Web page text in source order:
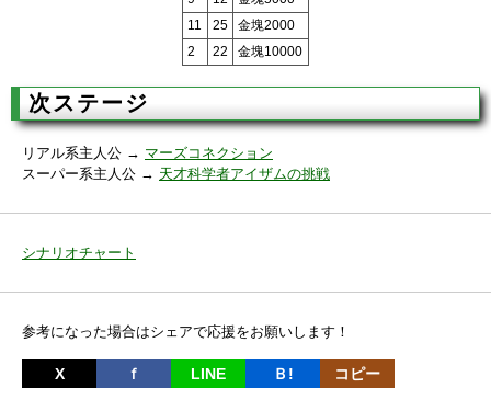
11
25
金塊2000
2
22 金塊10000
次ステージ
リアル系主人公 → マーズコネクション
スーパー系主人公 → 天才科学者アイザムの挑戦
シナリオチャート
参考になった場合はシェアで応援をお願いします！
X ｆ LINE Ｂ! コピー